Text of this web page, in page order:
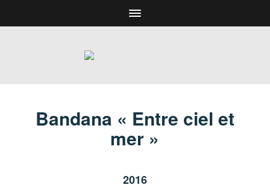
Bandana « Entre ciel et
mer »
2016